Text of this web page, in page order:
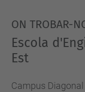
ON TROBAR-
Escola
Est
Campus Diagonal